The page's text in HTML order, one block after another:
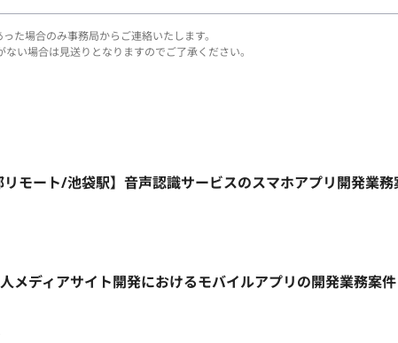
た場合のみ事務局からご連絡いたします。
ない場合は見送りとなりますのでご了承ください。
モート/池袋駅】音声認識サービスのスマホアプリ開発業務
メディアサイト開発におけるモバイルアプリの開発業務案件